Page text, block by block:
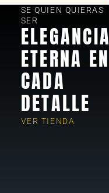
SE QUIEN QUIERAS
SER
ELEGANCIA
ETERNA EN
CADA
DETALLE
VER TIENDA